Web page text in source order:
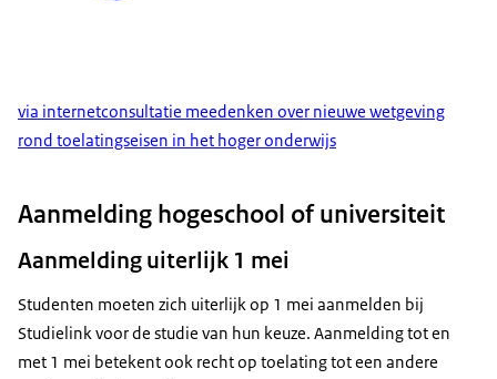
via internetconsultatie meedenken over nieuwe wetgeving
rond toelatingseisen in het hoger onderwijs
Aanmelding hogeschool of universiteit
Aanmelding uiterlijk 1 mei
Studenten moeten zich uiterlijk op 1 mei aanmelden bij
Studielink voor de studie van hun keuze. Aanmelding tot en
met 1 mei betekent ook recht op toelating tot een andere